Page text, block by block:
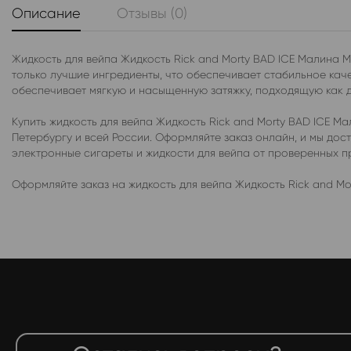
Описание Отзывы (0)
Жидкость для вейпа Жидкость Rick and Morty BAD ICE Малина
только лучшие ингредиенты, что обеспечивает стабильное
обеспечивает мягкую и насыщенную затяжку, подходящую как
Купить жидкость для вейпа Жидкость Rick and Morty BAD
Петербургу и всей России. Оформляйте заказ онлайн, и мы
электронные сигареты и жидкости для вейпа от проверенных
Оформляйте заказ на жидкость для вейпа Жидкость Rick and